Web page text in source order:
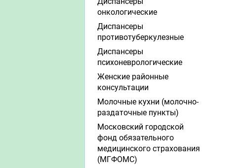
онкологические
Диспансеры
противотуберкулезные
Диспансеры
психоневрологические
Женские районные
консультации
Молочные кухни (молочно-
раздаточные пункты)
Московский городской
фонд обязательного
медицинского страхования
(МГФОМС)